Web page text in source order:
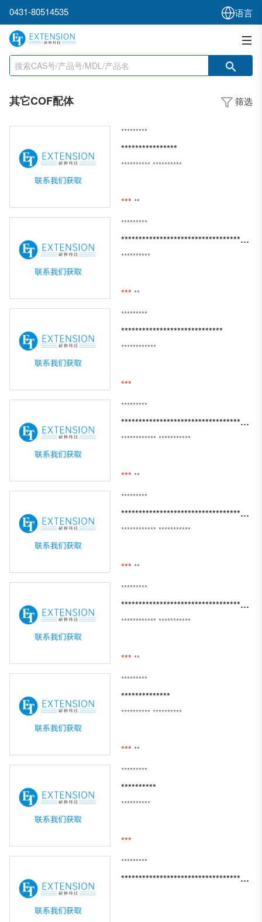
0431-80514535 语言
其它COF配体 筛选
*********
****************
********** **********
*** **
*********
************************************************************
**********
*** **
*********
*****************************
************
***
*********
***************************************************************************************
************ ***********
*** **
*********
**********************************************************************************************************
************ ***********
*** **
*********
***************************************************************************************
************ ***********
*** **
*********
**************
********** **********
*** **
*********
**********
**********
***
*********
********************************************************